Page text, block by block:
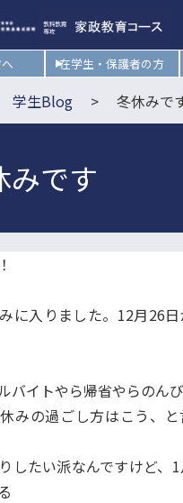
在学生・保護者の方
学生Blog 冬休みで
みです
に入りました。12月26日
バイトやら帰省やらのん
みの過ごし方はこう、と
したい派なんですけど、